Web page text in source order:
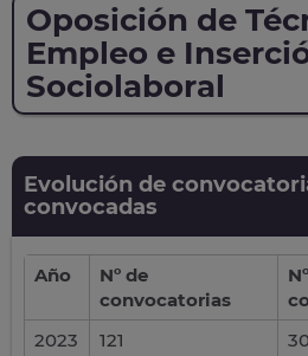
Oposición de
Empleo e
Sociolaboral
Evolución de
convocadas
Año
Nº de
convocatorias
2023
121